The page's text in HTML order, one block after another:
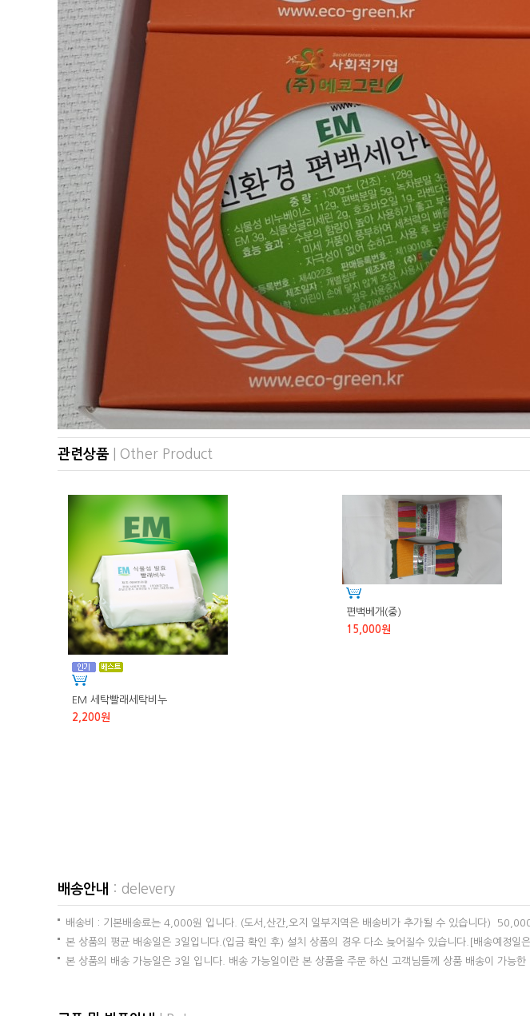
관련상품 | Other Product
EM 세탁빨래세탁비누
2,200원
편백베개(중)
15,000원
배송안내 : delevery
배송비 : 기본배송료는 4,000원 입니다. (도서,산간,오지 일부지역은 배송비가 추가될 수 있습니다)
본 상품의 평균 배송일은 3일입니다.(입금 확인 후) 설치 상품의 경우 다소 늦어질수 있습니다.[배송예정
본 상품의 배송 가능일은 3일 입니다. 배송 가능일이란 본 상품을 주문 하신 고객님들께 상품 배송이 가능